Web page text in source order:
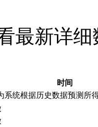
最新详细
时间
系统根据历史数据预测所